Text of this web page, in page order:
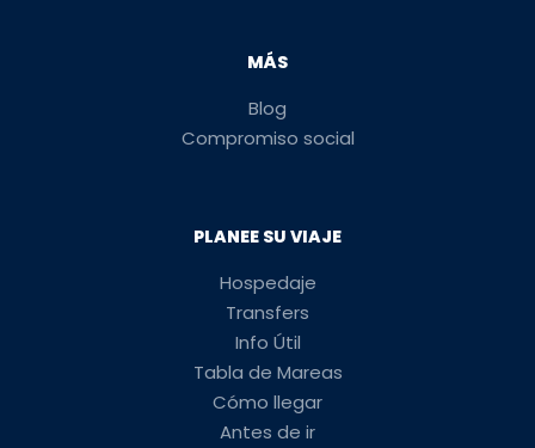
MÁS
Blog
Compromiso social
PLANEE SU VIAJE
Hospedaje
Transfers
Info Útil
Tabla de Mareas
Cómo llegar
Antes de ir